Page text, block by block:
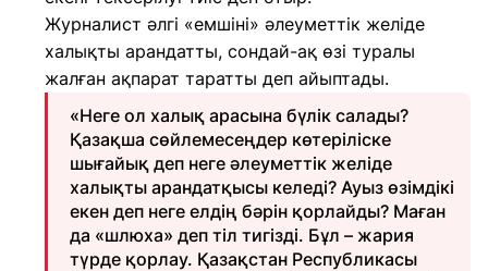
Журналист әлгі «емшіні» әлеуметтік желіде
халықты арандатты, сондай-ақ өзі туралы
жалған ақпарат таратты деп айыптады.
«Неге ол халық арасына бүлік салады?
Қазақша сөйлемесеңдер көтеріліске
шығайық деп неге әлеуметтік желіде
халықты арандатқысы келеді? Ауыз өзімдікі
екен деп неге елдің бәрін қорлайды? Маған
да «шлюха» деп тіл тигізді. Бұл – жария
түрде қорлау. Қазақстан Республикасы